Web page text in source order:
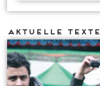
Aktuelle Texte